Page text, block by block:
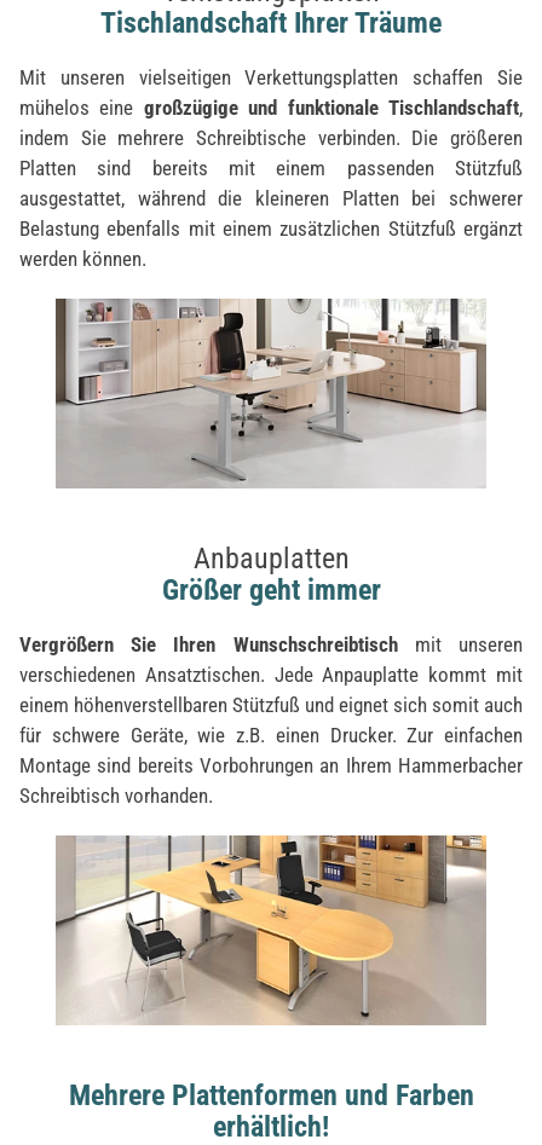
Tischlandschaft Ihrer Träume
Mit unseren vielseitigen Verkettungsplatten schaffen Sie
mühelos eine großzügige und funktionale Tischlandschaft,
indem Sie mehrere Schreibtische verbinden. Die größeren
Platten sind bereits mit einem passenden Stützfuß
ausgestattet, während die kleineren Platten bei schwerer
Belastung ebenfalls mit einem zusätzlichen Stützfuß ergänzt
werden können.
Anbauplatten
Größer geht immer
Vergrößern Sie Ihren Wunschschreibtischmit unseren
verschiedenen Ansatztischen. Jede Anpauplatte kommt mit
einem höhenverstellbaren Stützfuß und eignet sich somit auch
für schwere Geräte, wie z.B. einen Drucker. Zur einfachen
Montage sind bereits Vorbohrungen an Ihrem Hammerbacher
Schreibtisch vorhanden.
Mehrere Plattenformen und Farben
erhältlich!